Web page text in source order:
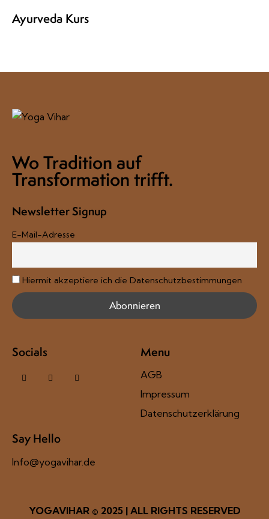
Ayurveda Kurs
Wo Tradition auf
Transformation trifft.
Newsletter Signup
E-Mail-Adresse
Hiermit akzeptiere ich die Datenschutzbestimmungen
Socials Menu
AGB
Impressum
Datenschutzerklärung
Say Hello
Info@yogavihar.de
YOGAVIHAR© 2025 | ALL RIGHTS RESERVED